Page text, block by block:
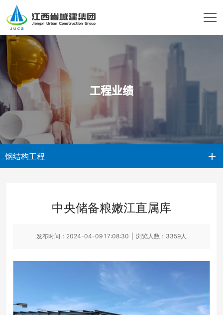
工程业绩
钢结构工程
中央储备粮嫩江直属库
发布时间：2024-04-09 17:08:30 浏览人数：3359人